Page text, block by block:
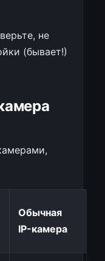
не
(бывает!)
Обычная
IP-камера